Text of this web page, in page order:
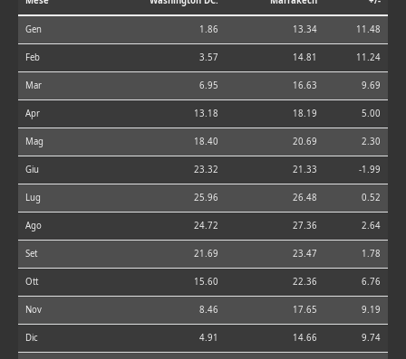
Gen 1.86 13.34 11.48
Feb 3.57 14.81 11.24
Mar 6.95 16.63 9.69
Apr 13.18 18.19 5.00
Mag 18.40 20.69 2.30
Giu 23.32 21.33 -1.99
Lug 25.96 26.48 0.52
Ago 24.72 27.36 2.64
Set 21.69 23.47 1.78
Ott 15.60 22.36 6.76
Nov 8.46 17.65 9.19
Dic 4.91 14.66 9.74